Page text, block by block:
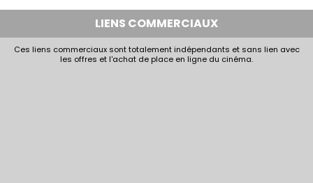
LIENS COMMERCIAUX
Ces liens commerciaux sont totalement indépendants et sans lien avec
les offres et l'achat de place en ligne du cinéma.